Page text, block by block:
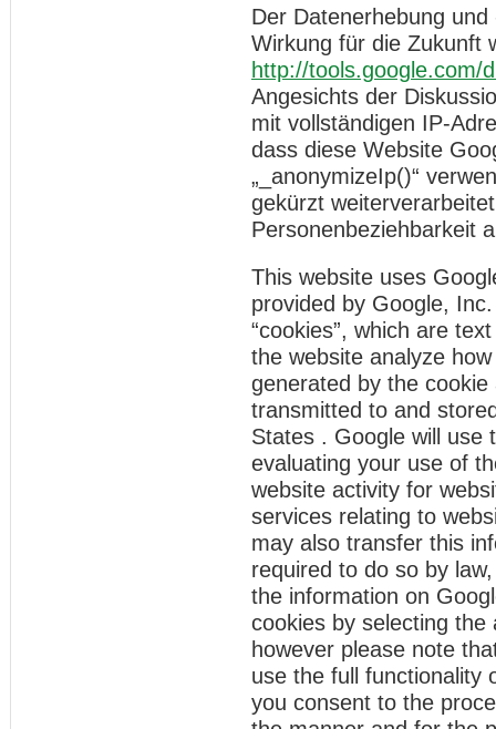
Der Datenerhebung
Wirkung für die Zukunft
http://tools.google.com/
Angesichts der
mit vollständigen IP-
dass diese Website
„_anonymizeIp()“
gekürzt
Personenbeziehbarkeit
This website uses
provided by Google,
“cookies”, which are
the website analyze
generated by the
transmitted to and
States . Google will use
evaluating your use of
website activity for
services relating to
may also transfer this
required to do so by
the information on
cookies by selecting
however please note
use the full functionality
you consent to the